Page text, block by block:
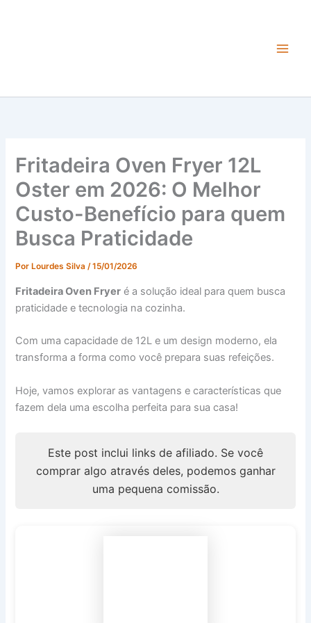
Fritadeira Oven Fryer 12L
Oster em 2026: O Melhor
Custo-Benefício para quem
Busca Praticidade
Por Lourdes Silva/15/01/2026
Fritadeira Oven Fryer é a solução ideal para quem busca
praticidade e tecnologia na cozinha.
Com uma capacidade de 12L e um design moderno, ela
transforma a forma como você prepara suas refeições.
Hoje, vamos explorar as vantagens e características que
fazem dela uma escolha perfeita para sua casa!
Este post inclui links de afiliado. Se você
comprar algo através deles, podemos ganhar
uma pequena comissão.